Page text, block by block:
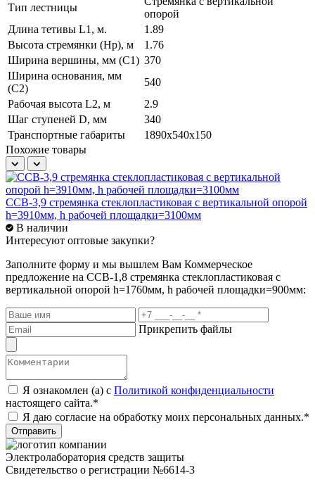
Тип лестницы
опорой
Длина тетивы L1, м.
1.89
Высота стремянки (Hр), м
1.76
Ширина вершины, мм (С1) 370
Ширина основания, мм
(С2)
540
Рабочая высота L2, м
2.9
Шаг ступеней D, мм
340
Транспортные габариты
1890x540x150
Похожие товары
ССВ-3,9 стремянка стеклопластиковая с вертикальной опорой
h=3910мм, h рабочей площадки=3100мм
В наличии
Интересуют оптовые закупки?
Заполните форму и мы вышлем Вам Коммерческое
предложение на ССВ-1,8 стремянка стеклопластиковая с
вертикальной опорой h=1760мм, h рабочей площадки=900мм:
Прикрепить файлы
Я ознакомлен (а) с Политикой конфиденциальности
настоящего сайта.*
Я даю согласие на обработку моих персональных данных.*
Отправить
Электролаборатория средств защиты
Свидетельство о регистрации №6614-3